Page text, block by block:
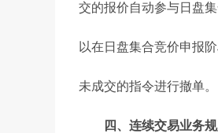
交的报价自动参与日盘
以在日盘集合竞价申报
未成交的指令进行撤单。
四、连续交易业务